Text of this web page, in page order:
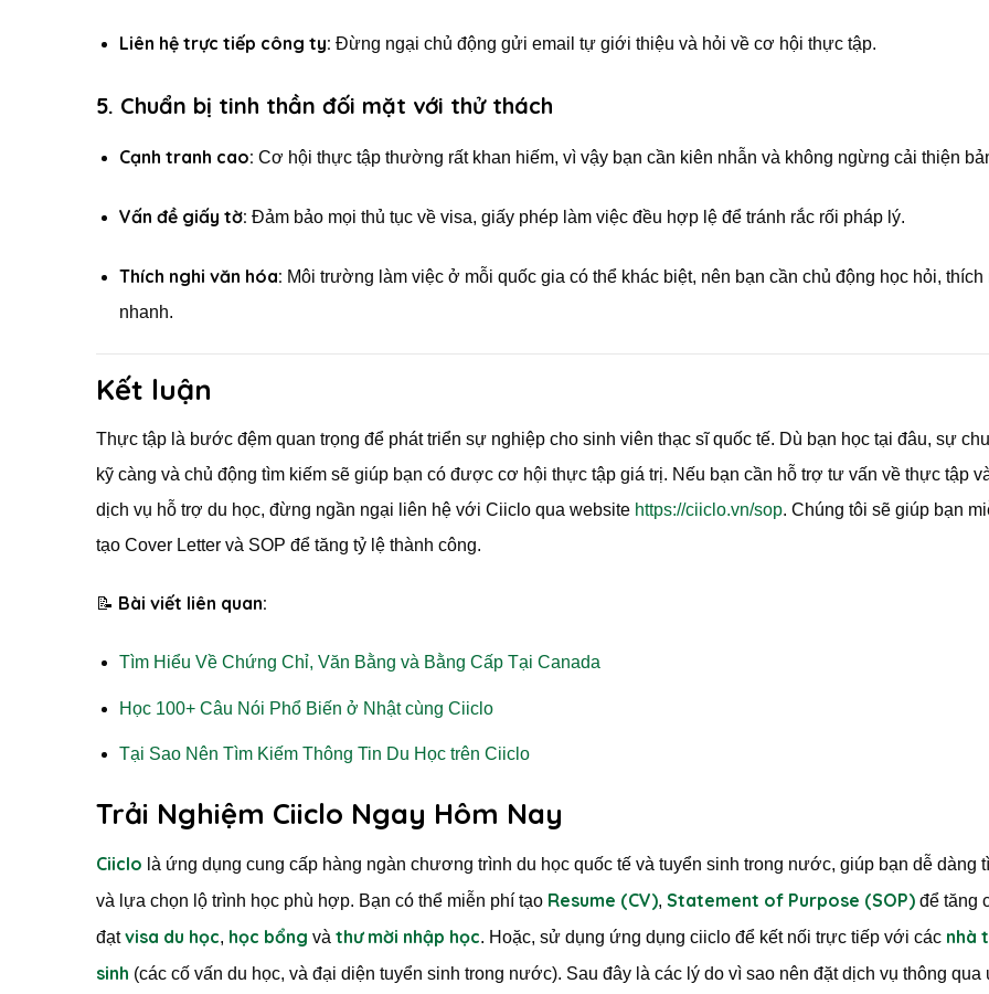
Liên hệ trực tiếp công ty: Đừng ngại chủ động gửi email tự giới thiệu và hỏi về cơ hội thực tập.
5. Chuẩn bị tinh thần đối mặt với thử thách
Cạnh tranh cao: Cơ hội thực tập thường rất khan hiếm, vì vậy bạn cần kiên nhẫn và không ngừng cải thiện
Vấn đề giấy tờ: Đảm bảo mọi thủ tục về visa, giấy phép làm việc đều hợp lệ để tránh rắc rối pháp lý.
Thích nghi văn hóa: Môi trường làm việc ở mỗi quốc gia có thể khác biệt, nên bạn cần chủ động học hỏi, thích
nhanh.
Kết luận
Thực tập là bước đệm quan trọng để phát triển sự nghiệp cho sinh viên thạc sĩ quốc tế. Dù bạn học tại đâu, sự
kỹ càng và chủ động tìm kiếm sẽ giúp bạn có được cơ hội thực tập giá trị. Nếu bạn cần hỗ trợ tư vấn về thực tập
dịch vụ hỗ trợ du học, đừng ngần ngại liên hệ với Ciiclo qua website https://ciiclo.vn/sop. Chúng tôi sẽ giúp bạn
tạo Cover Letter và SOP để tăng tỷ lệ thành công.
📝 Bài viết liên quan:
Tìm Hiểu Về Chứng Chỉ, Văn Bằng và Bằng Cấp Tại Canada
Học 100+ Câu Nói Phổ Biến ở Nhật cùng Ciiclo
Tại Sao Nên Tìm Kiếm Thông Tin Du Học trên Ciiclo
Trải Nghiệm Ciiclo Ngay Hôm Nay
Ciiclo là ứng dụng cung cấp hàng ngàn chương trình du học quốc tế và tuyển sinh trong nước, giúp bạn dễ dàng
và lựa chọn lộ trình học phù hợp. Bạn có thể miễn phí tạo Resume (CV), Statement of Purpose (SOP) để tăng
đạtvisa du học, học bổng và thư mời nhập học. Hoặc, sử dụng ứng dụng ciiclo để kết nối trực tiếp với các nhà
sinh (các cố vấn du học, và đại diện tuyển sinh trong nước). Sau đây là các lý do vì sao nên đặt dịch vụ thông qua